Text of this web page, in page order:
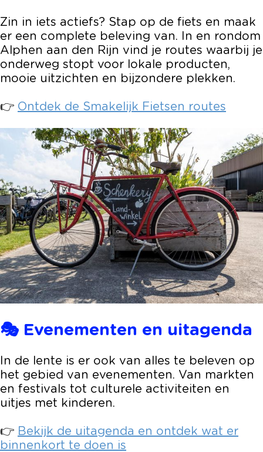
Zin in iets actiefs? Stap op de fiets en maak
er een complete beleving van. In en rondom
Alphen aan den Rijn vind je routes waarbij je
onderweg stopt voor lokale producten,
mooie uitzichten en bijzondere plekken.
👉 Ontdek de Smakelijk Fietsen routes
🎭 Evenementen en uitagenda
In de lente is er ook van alles te beleven op
het gebied van evenementen. Van markten
en festivals tot culturele activiteiten en
uitjes met kinderen.
👉 Bekijk de uitagenda en ontdek wat er
binnenkort te doen is